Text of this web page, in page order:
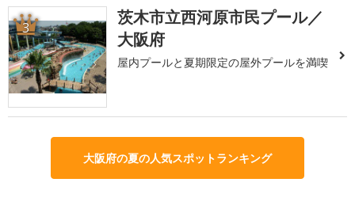
3
茨木市立西河原市民プール／
大阪府
屋内プールと夏期限定の屋外プールを満喫
大阪府の夏の人気スポットランキング